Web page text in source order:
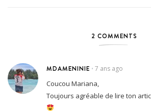
2 COMMENTS
MDAMENINIE • 7 ans ago
Coucou Mariana,
Toujours agréable de lire ton